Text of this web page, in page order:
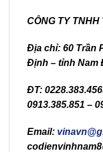
CÔNG TY TNHH
Địa chỉ: 60 Trần
Định – tỉnh Nam
ĐT:
0913.385.851 –
Email: